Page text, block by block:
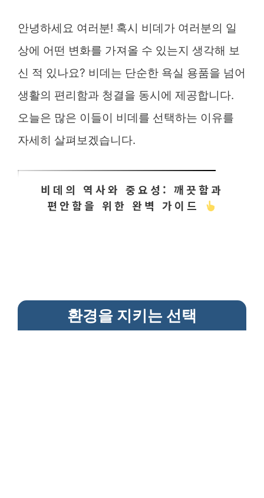
안녕하세요 여러분! 혹시 비데가 여러분의 일
상에 어떤 변화를 가져올 수 있는지 생각해 보
신 적 있나요? 비데는 단순한 욕실 용품을 넘어
생활의 편리함과 청결을 동시에 제공합니다.
오늘은 많은 이들이 비데를 선택하는 이유를
자세히 살펴보겠습니다.
비데의 역사와 중요성: 깨끗함과
편안함을 위한 완벽 가이드
환경을 지키는 선택